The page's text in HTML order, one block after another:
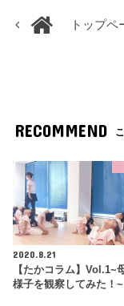
トップペ
RECOMMEND
2020.8.21
【たかコラム】Vol.1~
様子を観察してみた！~